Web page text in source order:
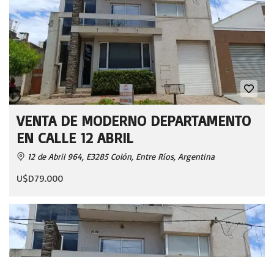
VENTA DE MODERNO DEPARTAMENTO
EN CALLE 12 ABRIL
12 de Abril 964, E3285 Colón, Entre Ríos, Argentina
U$D79.000